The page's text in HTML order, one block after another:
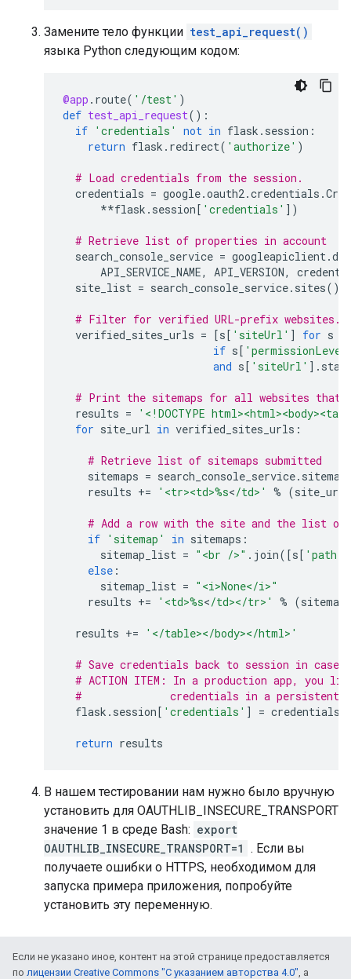
Замените тело функции test_api_request()
языка Python следующим кодом:
@app . route( '/test' )
def test_api_request():
if 'credentials' not in flask . session :
return flask . redirect( 'authorize' )
# Load credentials from the session.
credentials = google.oauth2.credentials .
**flask . session[ 'credentials' ])
# Retrieve list of properties in account
search_console_service = googleapiclient.
API_SERVICE_NAME, API_VERSION,
site_list = search_console_service. sites()
# Filter for verified URL-prefix websites.
verified_sites_urls = [s[ 'siteUrl' ] for s
if s[
and s[ 'siteUrl' ] .
# Print the sitemaps for all websites that
results =
'<!DOCTYPE
for site_url in verified_sites_urls :
# Retrieve list of sitemaps submitted
sitemaps = search_console_service.
results += '<tr><td>%s</td>' % (site_url
# Add a row with the site and the list of
if 'sitemap' in sitemaps :
sitemap_list = "<br />" . join([s[ 'path'
else :
sitemap_list = "<i>None</i>"
results += '<td>%s</td></tr>' % (
results += '</table></body></html>'
# Save credentials back to session in case
# ACTION ITEM: In a production app, you
#              credentials in a persistent
flask . session[ 'credentials' ] =
return results
В нашем тестировании нам нужно было вручную
установить для OAUTHLIB_INSECURE_TRANSPORT
значение 1 в среде Bash: export
OAUTHLIB_INSECURE_TRANSPORT=1 . Если вы
получаете ошибки о HTTPS, необходимом для
запуска примера приложения, попробуйте
установить эту переменную.
Если не указано иное, контент на этой странице предоставляется
по лицензии Creative Commons "С указанием авторства 4.0", а